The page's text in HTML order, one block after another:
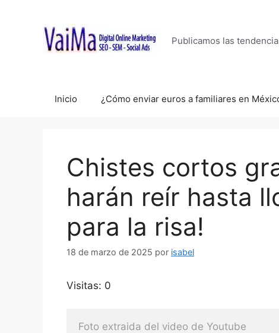
contenido
Publicamos las
Inicio ¿Cómo enviar euros a familiares en
Chistes cortos
harán reír hasta
para la risa!
18 de marzo de 2025 por isabel
Visitas: 0
Foto extraida del video de Youtube